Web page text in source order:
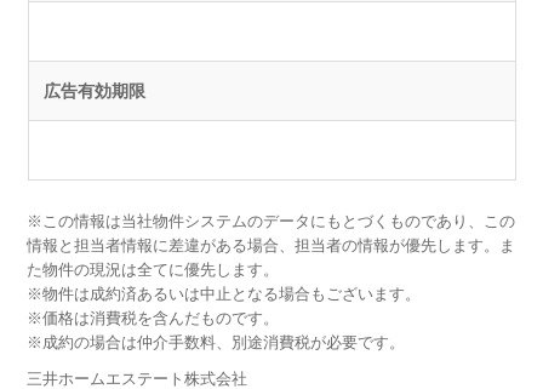
広告有効期限
※この情報は当社物件システムのデータにもとづくものであり、この
情報と担当者情報に差違がある場合、担当者の情報が優先します。ま
た物件の現況は全てに優先します。
※物件は成約済あるいは中止となる場合もございます。
※価格は消費税を含んだものです。
※成約の場合は仲介手数料、別途消費税が必要です。
三井ホームエステート株式会社